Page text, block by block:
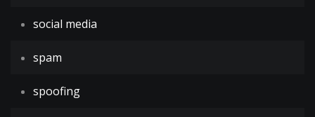
social media
spam
spoofing